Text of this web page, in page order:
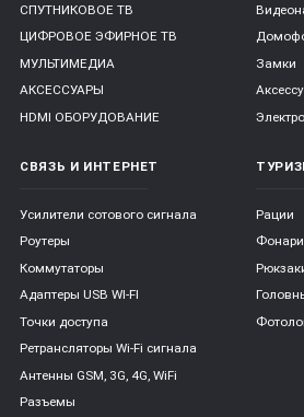
СПУТНИКОВОЕ ТВ
ЦИФРОВОЕ ЭФИРНОЕ ТВ
МУЛЬТИМЕДИА
АКСЕССУАРЫ
HDMI ОБОРУДОВАНИЕ
Замки
СВЯЗЬ И ИНТЕРНЕТ
Усилители сотового сигнала
Роутеры
Коммутаторы
Адаптеры USB WI-FI
Точки доступа
Ретрансляторы Wi-Fi сигнала
Антенны GSM, 3G, 4G, WiFi
Разъемы
Рации
Фонари